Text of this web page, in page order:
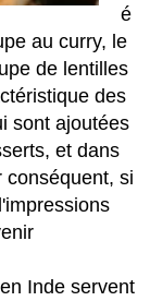
é
au curry, le
de lentilles
des
sont ajoutées
et dans
conséquent, si
Inde servent